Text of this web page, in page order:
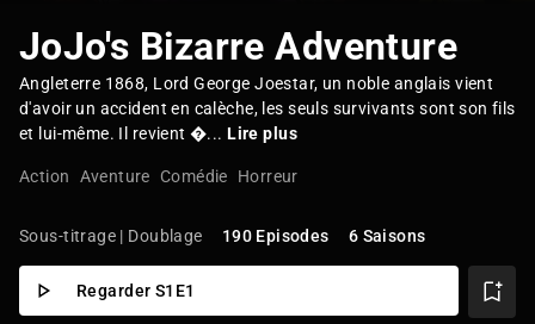
JoJo's Bizarre Adventure
Angleterre 1868, Lord George Joestar, un noble anglais vient
d'avoir un accident en calèche, les seuls survivants sont son fils
et lui-même. Il revient �...Lire plus
Action Aventure Comédie Horreur
Sous-titrage | Doublage 190 Episodes 6 Saisons
Regarder S1E1